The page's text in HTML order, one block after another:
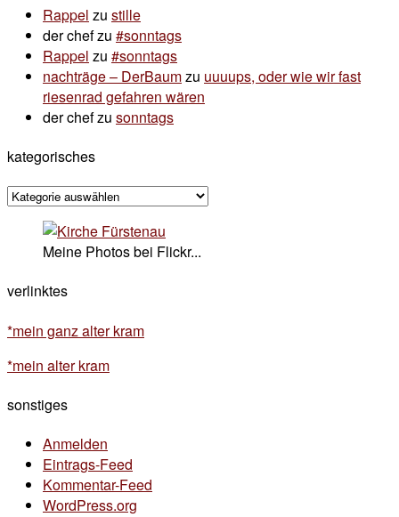
Rappel zu stille
der chefzu #sonntags
Rappel zu #sonntags
nachträge – DerBaumzu uuuups, oder wie wir fast
riesenrad gefahren wären
der chefzu sonntags
kategorisches
kategorisches
Meine Photos bei Flickr...
verlinktes
*mein ganz alter kram
*mein alter kram
sonstiges
Anmelden
Eintrags-Feed
Kommentar-Feed
WordPress.org